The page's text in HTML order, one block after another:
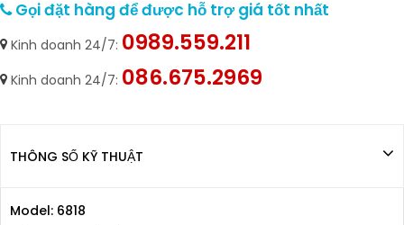
Gọi đặt hàng để được hỗ trợ giá tốt nhất
Kinh doanh 24/7: 0989.559.211
Kinh doanh 24/7: 086.675.2969
THÔNG SỐ KỸ THUẬT
Model: 6818